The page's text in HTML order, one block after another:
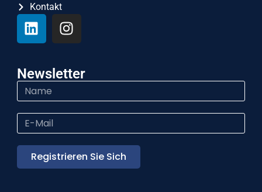
Kontakt
Newsletter
Registrieren Sie Sich